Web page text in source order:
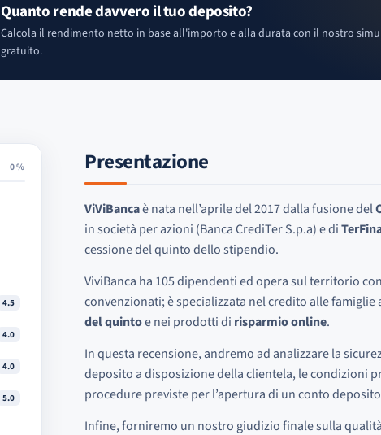
Quanto rende davvero il tuo deposito?
Calcola il rendimento netto in base all'importo e alla durata con il nostro
gratuito.
0%
4.5
4.0
4.0
5.0
Presentazione
ViViBancaè nata nell’aprile del 2017 dalla fusione del
in società per azioni (Banca CrediTer S.p.a) e di
cessione del quinto dello stipendio.
ViviBanca ha 105 dipendenti ed opera sul territorio
convenzionati; è specializzata nel credito alle
del quintoe nei prodotti di risparmio online.
In questa recensione, andremo ad analizzare la
deposito a disposizione della clientela, le condizioni
procedure previste per l’apertura di un conto
Infine, forniremo un nostro giudizio finale sulla